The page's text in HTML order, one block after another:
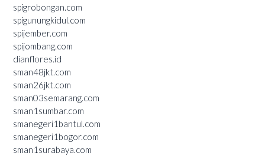
spigrobongan.com
spigunungkidul.com
spijember.com
spijombang.com
dianflores.id
sman48jkt.com
sman26jkt.com
sman03semarang.com
sman1sumbar.com
smanegeri1bantul.com
smanegeri1bogor.com
sman1surabaya.com